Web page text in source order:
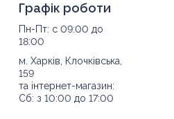
Графік роботи
Пн-Пт: с 09:00 до
18:00
м. Харків, Клочківська,
159
та інтернет-магазин:
Сб: з 10:00 до 17:00